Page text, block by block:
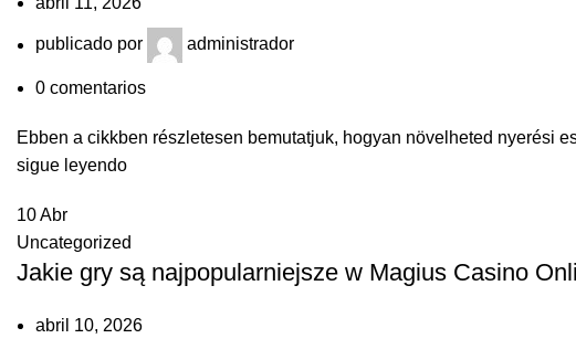
publicado por administrador
0 comentarios
Ebben a cikkben részletesen bemutatjuk, hogyan növelheted nyerési
sigue leyendo
10Abr
Uncategorized
Jakie gry są najpopularniejsze w Magius Casino
abril 10, 2026